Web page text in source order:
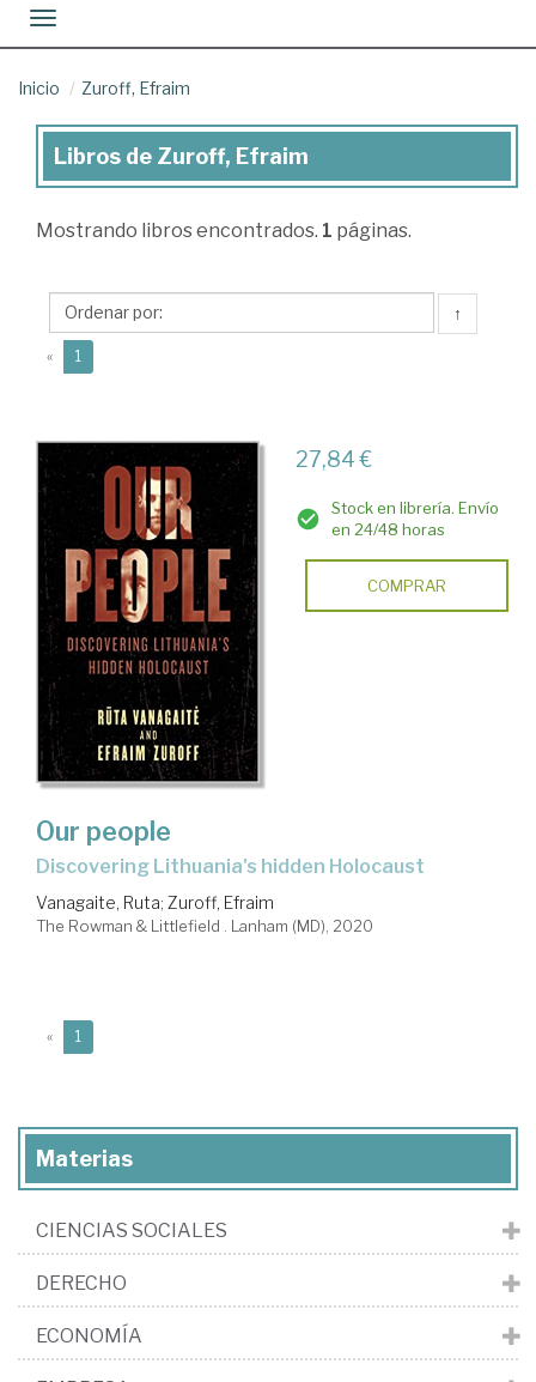
Toggle navigation
Inicio Zuroff, Efraim
Libros
Zuroff,
Libros de Zuroff, Efraim
Mostrando libros encontrados. 1 páginas.
↑
« 1
27,84 €
Stock en librería. Envío
en 24/48 horas
COMPRAR
Our people
discovering Lithuania's hidden Holocaust
Vanagaite, Ruta; Zuroff, Efraim
The Rowman & Littlefield . Lanham (MD), 2020
« 1
Materias
CIENCIAS SOCIALES
DERECHO
ECONOMÍA